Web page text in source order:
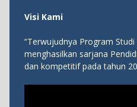
Visi Kami
“Terwujudnya Program
menghasilkan sarjana
dan kompetitif pada tahun